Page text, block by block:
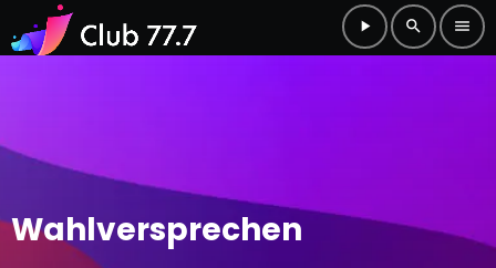
play_arrow search menu
Wahlversprechen